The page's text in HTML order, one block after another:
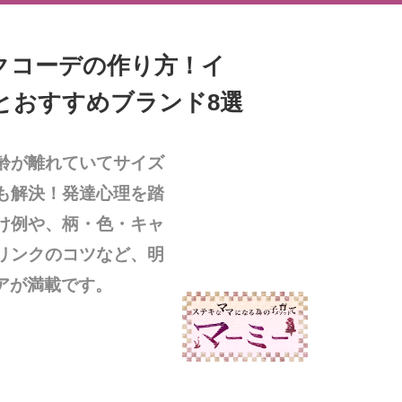
コーデの作り方！イ
おすすめブランド8選
が離れていてサイズ
解決！発達心理を踏
例や、柄・色・キャ
ンクのコツなど、明
満載です。